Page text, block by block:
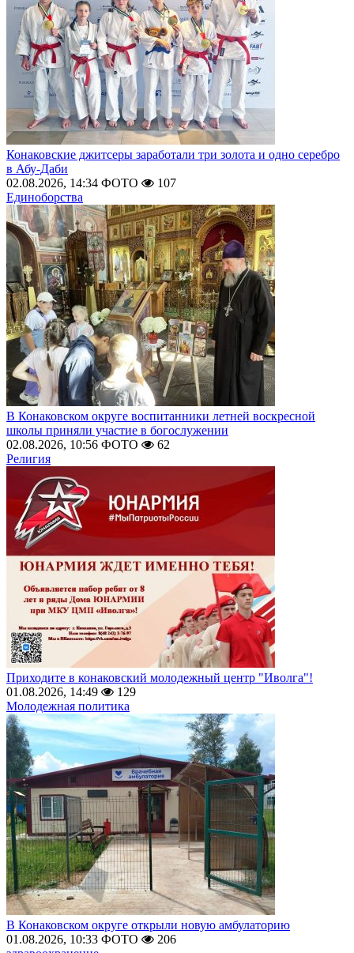
Конаковские джитсеры заработали три золота и одно серебро
в Абу-Даби
02.08.2026, 14:34 ФОТО
107
Единоборства
В Конаковском округе воспитанники летней воскресной
школы приняли участие в богослужении
02.08.2026, 10:56 ФОТО
62
Религия
Приходите в конаковский молодежный центр "Иволга"!
01.08.2026, 14:49
129
Молодежная политика
В Конаковском округе открыли новую амбулаторию
01.08.2026, 10:33 ФОТО
206